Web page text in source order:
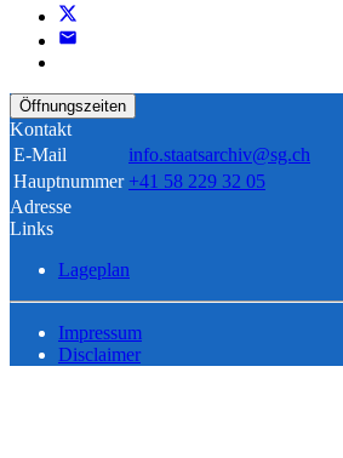
Öffnungszeiten
Kontakt
E-Mail
info.staatsarchiv@sg.ch
Hauptnummer +41 58 229 32 05
Adresse
Links
Lageplan
Impressum
Disclaimer